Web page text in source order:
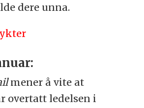
dere unna.
mener å vite at
overtatt ledelsen i